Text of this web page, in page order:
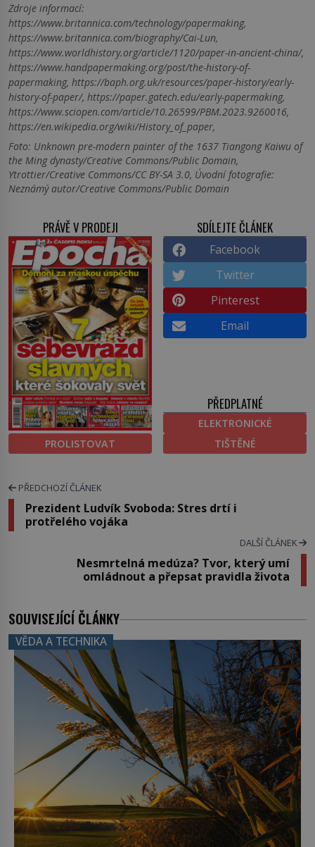
Zdroje informací:
https://www.britannica.com/technology/papermaking,
https://www.britannica.com/biography/Cai-Lun,
https://www.worldhistory.org/article/1120/paper-in-ancient-china/,
https://www.handpapermaking.org/post/the-history-of-
papermaking, https://baph.org.uk/resources/paper-history/early-
history-of-paper/, https://paper.gatech.edu/early-papermaking,
https://www.sciopen.com/article/10.26599/PBM.2023.9260016,
https://en.wikipedia.org/wiki/History_of_paper,
Foto: Unknown pre-modern painter of the 1637 Tiangong Kaiwu of
the Ming dynasty/Creative Commons/Public Domain,
Ytrottier/Creative Commons/CC BY-SA 3.0, Úvodní fotografie:
Neznámý autor/Creative Commons/Public Domain
PRÁVĚ V PRODEJI
PROLISTOVAT
SDÍLEJTE ČLÁNEK
Facebook
Twitter
Pinterest
Email
PŘEDPLATNÉ
ELEKTRONICKÉ
TIŠTĚNÉ
PŘEDCHOZÍ ČLÁNEK
Prezident Ludvík Svoboda: Stres drtí i
protřelého vojáka
DALŠÍ ČLÁNEK
Nesmrtelná medúza? Tvor, který umí
omládnout a přepsat pravidla života
SOUVISEJÍCÍ ČLÁNKY
VĚDA A TECHNIKA